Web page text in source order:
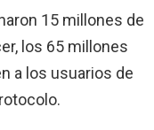
15 millones de
los 65 millones
a los usuarios de